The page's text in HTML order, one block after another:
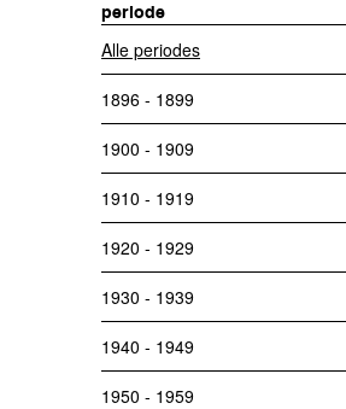
periode
Alle periodes
1896 - 1899
1900 - 1909
1910 - 1919
1920 - 1929
1930 - 1939
1940 - 1949
1950 - 1959